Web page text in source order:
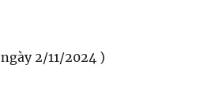
2/11/2024 )